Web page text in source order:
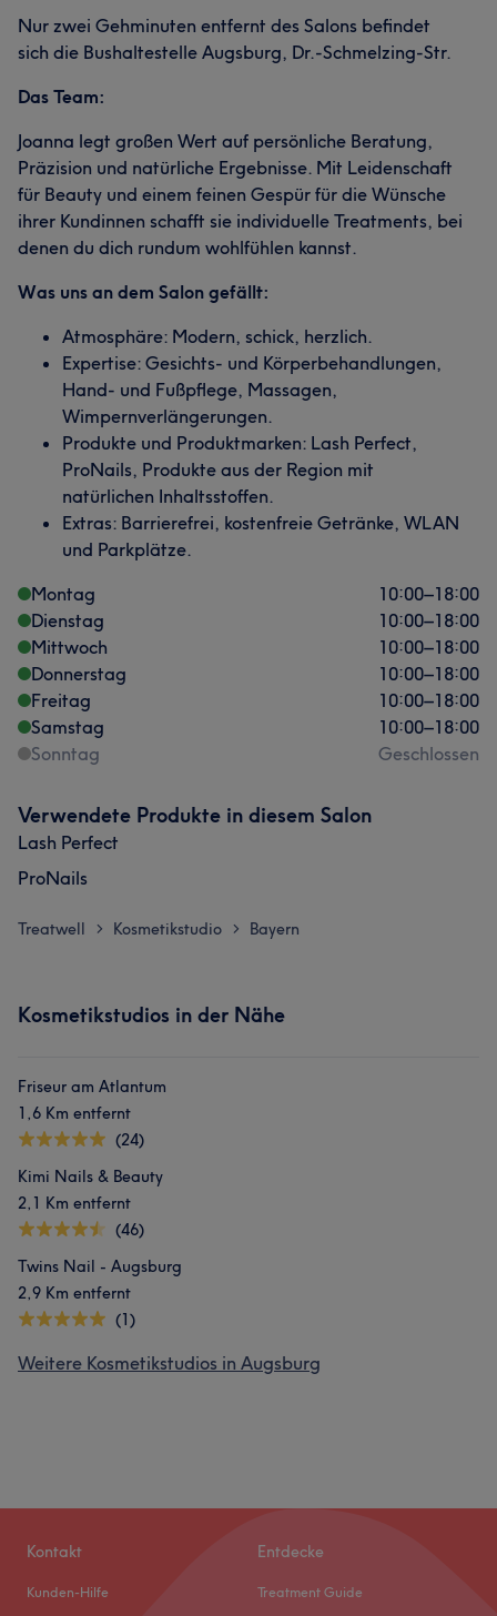
Nur zwei Gehminuten entfernt des Salons befindet
sich die Bushaltestelle Augsburg, Dr.-Schmelzing-Str.
Das Team:
Joanna legt großen Wert auf persönliche Beratung,
Präzision und natürliche Ergebnisse. Mit Leidenschaft
für Beauty und einem feinen Gespür für die Wünsche
ihrer Kundinnen schafft sie individuelle Treatments, bei
denen du dich rundum wohlfühlen kannst.
Was uns an dem Salon gefällt:
Atmosphäre: Modern, schick, herzlich.
Expertise: Gesichts- und Körperbehandlungen,
Hand- und Fußpflege, Massagen,
Wimpernverlängerungen.
Produkte und Produktmarken: Lash Perfect,
ProNails, Produkte aus der Region mit
natürlichen Inhaltsstoffen.
Extras: Barrierefrei, kostenfreie Getränke, WLAN
und Parkplätze.
Montag
10:00–18:00
Dienstag
10:00–18:00
Mittwoch
10:00–18:00
Donnerstag
10:00–18:00
Freitag
10:00–18:00
Samstag
10:00–18:00
Sonntag
Geschlossen
Verwendete Produkte in diesem Salon
Lash Perfect
ProNails
Treatwell > Kosmetikstudio > Bayern
Kosmetikstudios in der Nähe
Friseur am Atlantum
1,6 Km entfernt
(24)
Kimi Nails & Beauty
2,1 Km entfernt
(46)
Twins Nail - Augsburg
2,9 Km entfernt
(1)
Weitere Kosmetikstudios in Augsburg
Kontakt
Kunden-Hilfe
Entdecke
Treatment Guide